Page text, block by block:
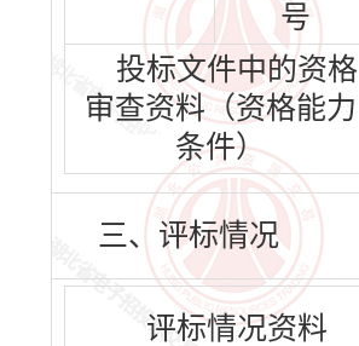
号
投标文件中的资格
审查资料（资格能力
条件）
三、评标情况
评标情况资料